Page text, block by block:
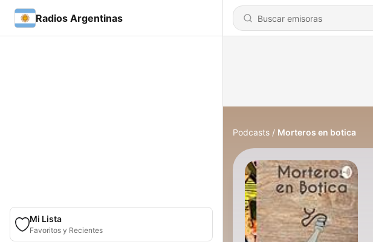
Radios Argentinas
Mi Lista
Favoritos y Recientes
Podcasts Morteros en botica